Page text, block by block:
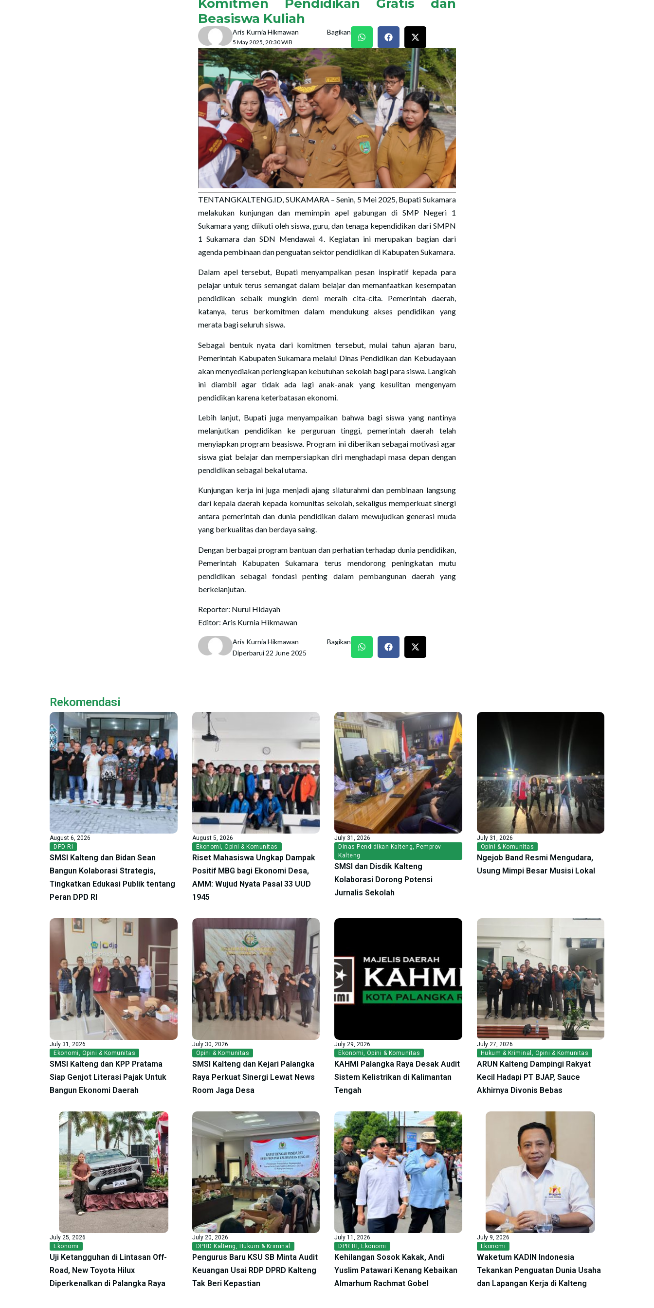
Komitmen Pendidikan Gratis dan
Beasiswa Kuliah
Aris Kurnia Hikmawan
5 May 2025, 20:30 WIB
Bagikan
TENTANGKALTENG.ID, SUKAMARA – Senin, 5 Mei 2025, Bupati Sukamara
melakukan kunjungan dan memimpin apel gabungan di SMP Negeri 1
Sukamara yang diikuti oleh siswa, guru, dan tenaga kependidikan dari SMPN
1 Sukamara dan SDN Mendawai 4. Kegiatan ini merupakan bagian dari
agenda pembinaan dan penguatan sektor pendidikan di Kabupaten Sukamara.
Dalam apel tersebut, Bupati menyampaikan pesan inspiratif kepada para
pelajar untuk terus semangat dalam belajar dan memanfaatkan kesempatan
pendidikan sebaik mungkin demi meraih cita-cita. Pemerintah daerah,
katanya, terus berkomitmen dalam mendukung akses pendidikan yang
merata bagi seluruh siswa.
Sebagai bentuk nyata dari komitmen tersebut, mulai tahun ajaran baru,
Pemerintah Kabupaten Sukamara melalui Dinas Pendidikan dan Kebudayaan
akan menyediakan perlengkapan kebutuhan sekolah bagi para siswa. Langkah
ini diambil agar tidak ada lagi anak-anak yang kesulitan mengenyam
pendidikan karena keterbatasan ekonomi.
Lebih lanjut, Bupati juga menyampaikan bahwa bagi siswa yang nantinya
melanjutkan pendidikan ke perguruan tinggi, pemerintah daerah telah
menyiapkan program beasiswa. Program ini diberikan sebagai motivasi agar
siswa giat belajar dan mempersiapkan diri menghadapi masa depan dengan
pendidikan sebagai bekal utama.
Kunjungan kerja ini juga menjadi ajang silaturahmi dan pembinaan langsung
dari kepala daerah kepada komunitas sekolah, sekaligus memperkuat sinergi
antara pemerintah dan dunia pendidikan dalam mewujudkan generasi muda
yang berkualitas dan berdaya saing.
Dengan berbagai program bantuan dan perhatian terhadap dunia pendidikan,
Pemerintah Kabupaten Sukamara terus mendorong peningkatan mutu
pendidikan sebagai fondasi penting dalam pembangunan daerah yang
berkelanjutan.
Reporter: Nurul Hidayah
Editor: Aris Kurnia Hikmawan
Aris Kurnia Hikmawan
Diperbarui 22 June 2025
Bagikan
Rekomendasi
August 6, 2026
DPD RI
SMSI Kalteng dan Bidan Sean
Bangun Kolaborasi Strategis,
Tingkatkan Edukasi Publik tentang
Peran DPD RI
August 5, 2026
Ekonomi Opini & Komunitas
Riset Mahasiswa Ungkap Dampak
Positif MBG bagi Ekonomi Desa,
AMM: Wujud Nyata Pasal 33 UUD
1945
July 31, 2026
Dinas Pendidikan Kalteng Pemprov
Kalteng
SMSI dan Disdik Kalteng
Kolaborasi Dorong Potensi
Jurnalis Sekolah
July 31, 2026
Opini & Komunitas
Ngejob Band Resmi Mengudara,
Usung Mimpi Besar Musisi Lokal
July 31, 2026
Ekonomi
Opini & Komunitas
SMSI Kalteng dan KPP Pratama
Siap Genjot Literasi Pajak Untuk
Bangun Ekonomi Daerah
July 30, 2026
Opini & Komunitas
SMSI Kalteng dan Kejari Palangka
Raya Perkuat Sinergi Lewat News
Room Jaga Desa
July 29, 2026
Ekonomi
Opini & Komunitas
KAHMI Palangka Raya Desak Audit
Sistem Kelistrikan di Kalimantan
Tengah
July 27, 2026
Hukum & Kriminal
Opini & Komunitas
ARUN Kalteng Dampingi Rakyat
Kecil Hadapi PT BJAP, Sauce
Akhirnya Divonis Bebas
July 25, 2026
Ekonomi
Uji Ketangguhan di Lintasan Off-
Road, New Toyota Hilux
Diperkenalkan di Palangka Raya
July 20, 2026
DPRD Kalteng
Hukum & Kriminal
Pengurus Baru KSU SB Minta Audit
Keuangan Usai RDP DPRD Kalteng
Tak Beri Kepastian
July 11, 2026
DPR RI Ekonomi
Kehilangan Sosok Kakak, Andi
Yuslim Patawari Kenang Kebaikan
Almarhum Rachmat Gobel
July 9, 2026
Ekonomi
Waketum KADIN Indonesia
Tekankan Penguatan Dunia Usaha
dan Lapangan Kerja di Kalteng